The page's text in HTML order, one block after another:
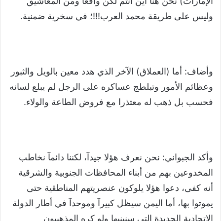
وليس على طريقة محمد العرب!!!؛ في سخرية ضمنية.
وأضاف: أما (العملاق) الآخر الذي هدد معين بالويل والثبور
وعظائم الأمور وتبلطج عساكره على الرجل لم يبلع لسانه
فحسب بل ذهب له معتذرا مع فروض الطاعة والولاء.
وأكد الجبواني: نحن نعرف هؤلا جيدآ، لكننا دائمآ نخاطب
المخدوعين بهم من أبناء المحافظات الجنوبية والشرقية
أنه كفى، دعوا هؤلا يلوكون عنصريتهم المناطقية حتى
يموتوا بها، أما اليمن سيظل كبيرآ وموحدآ في أطار الدولة
الإتحادية الجديدة التي سنبنيها ولو كره المذهبيون